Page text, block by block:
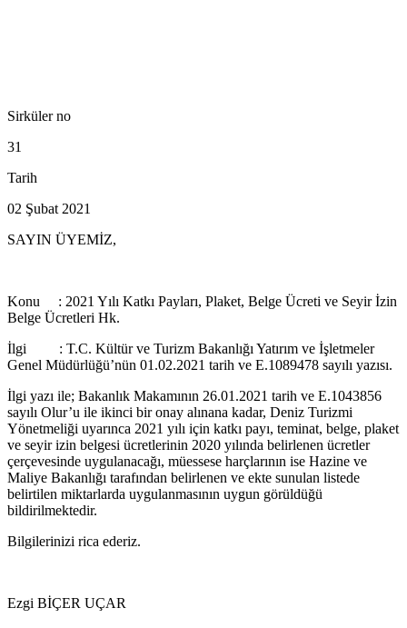
Sirküler no
31
Tarih
02 Şubat 2021
SAYIN ÜYEMİZ,
Konu : 2021 Yılı Katkı Payları, Plaket, Belge Ücreti ve Seyir İzin
Belge Ücretleri Hk.
İlgi : T.C. Kültür ve Turizm Bakanlığı Yatırım ve İşletmeler
Genel Müdürlüğü’nün 01.02.2021 tarih ve E.1089478 sayılı yazısı.
İlgi yazı ile; Bakanlık Makamının 26.01.2021 tarih ve E.1043856
sayılı Olur’u ile ikinci bir onay alınana kadar, Deniz Turizmi
Yönetmeliği uyarınca 2021 yılı için katkı payı, teminat, belge, plaket
ve seyir izin belgesi ücretlerinin 2020 yılında belirlenen ücretler
çerçevesinde uygulanacağı, müessese harçlarının ise Hazine ve
Maliye Bakanlığı tarafından belirlenen ve ekte sunulan listede
belirtilen miktarlarda uygulanmasının uygun görüldüğü
bildirilmektedir.
Bilgilerinizi rica ederiz.
Ezgi BİÇER UÇAR